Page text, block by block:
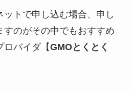
ットで申し込む場合、申し
すのがその中でもおすすめ
ロバイダ【GMOとくとく